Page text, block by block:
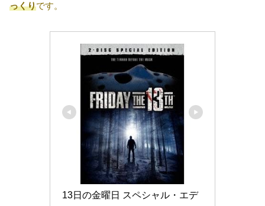
っくりです。
13日の金曜日 スペシャル・エデ